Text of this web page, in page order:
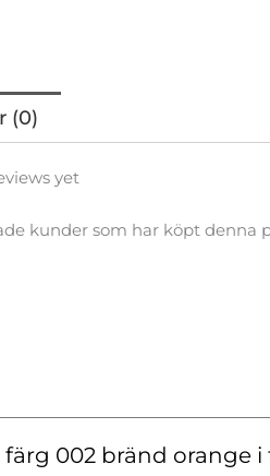
(0)
yet
kunder som har köpt denna
färg 002 bränd orange i